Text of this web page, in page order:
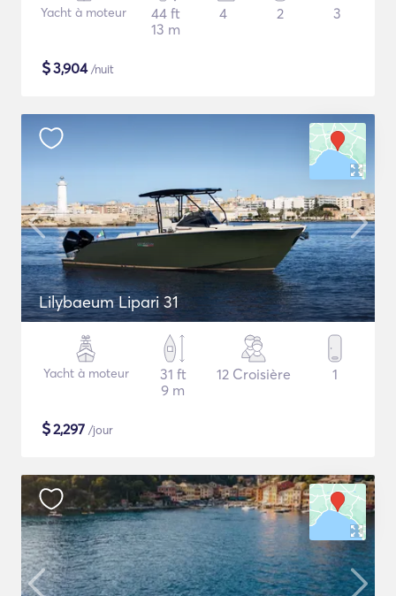
Yacht à moteur
44 ft
13 m
4 2 3
$3,904/nuit
Lilybaeum Lipari 31
Yacht à moteur
31 ft
9 m
12 Croisière 1
$2,297 /jour